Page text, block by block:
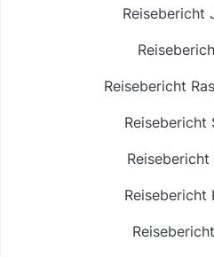
Reisebericht
Reisebericht
Reisebericht
Reisebericht
Reisebericht